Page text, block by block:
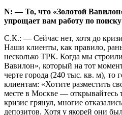
N: — То, что «Золотой
упрощает вам работу по
С.К.: — Сейчас нет, хотя до
Наши клиенты, как правило,
несколько ТРК. Когда мы
Вавилон», который на тот
черте города (240 тыс. кв. м), то
клиентам: «Хотите разместить
месте в Москве — открывайтесь
кризис грянул, многие
депозитов. Хотя у якорей они